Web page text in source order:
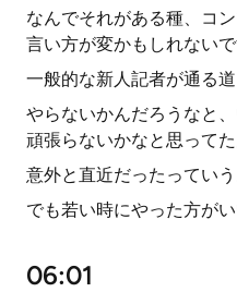
なんでそれがある種、コ
言い方が変かもしれないで
一般的な新人記者が通る
やらないかんだろうなと
頑張らないかなと思ってた
意外と直近だったっていう
でも若い時にやった方が
06:01